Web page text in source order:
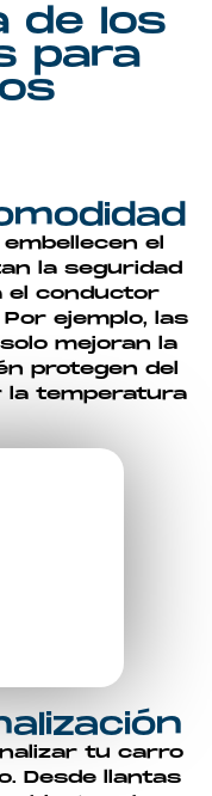
de los
para
el
la seguridad
el conductor
ejemplo, las
mejoran la
protegen del
la temperatura
tu carro
Desde
llantas